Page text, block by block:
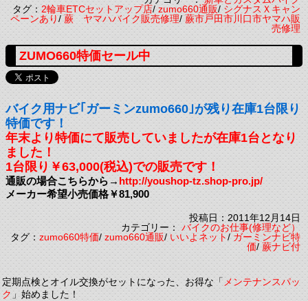
タグ：2輪車ETCセットアップ店/zumo660通販/シグナスＸキャン
ペーンあり/蕨 ヤマハバイク販売修理/蕨市戸田市川口市ヤマハ販
売修理
ZUMO660特価セール中
バイク用ナビ｢ガーミンzumo660｣が残り在庫1台限り
特価です！
年末より特価にて販売していましたが在庫1台となり
ました！
1台限り￥63,000(税込)での販売です！
通販の場合こちらから→http://youshop-tz.shop-pro.jp/
メーカー希望小売価格￥81,900
投稿日：2011年12月14日
カテゴリー：バイクのお仕事(修理など）
タグ：zumo660特価/zumo660通販/いいよネット/ガーミンナビ特
価/蕨ナビ付
定期点検とオイル交換がセットになった、お得な「メンテナンスパッ
ク」始めました！